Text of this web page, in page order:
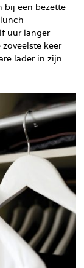
bij een bezette
uur langer
keer
lader in zijn